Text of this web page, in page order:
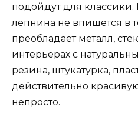
подойдут для классики.
лепнина не впишется в
преобладает металл,
интерьерах с
резина, штукатурка,
действительно
непросто.